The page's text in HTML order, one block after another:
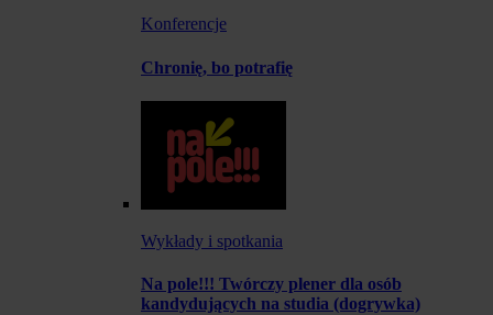
Konferencje
Chronię, bo potrafię
Wykłady i spotkania
Na pole!!! Twórczy plener dla osób
kandydujących na studia (dogrywka)